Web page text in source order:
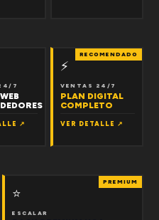
7
↗
RECOMENDADO
⚡
VENTAS 24/7
PLAN DIGITAL
COMPLETO
VER DETALLE ↗
PREMIUM
⭐
ESCALAR